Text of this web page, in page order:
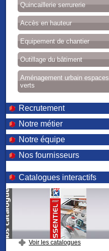
Quincaillerie serrurerie
Accès en hauteur
Equipement de chantier
Outillage du bâtiment
Aménagement urbain espaces
verts
Recrutement
Notre métier
Notre équipe
Nos fournisseurs
Catalogues interactifs
Voir les catalogues